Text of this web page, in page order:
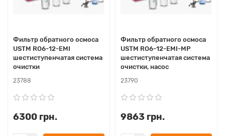
Фильтр обратного осмоса
USTM RO6-12-EMI
шестиступенчатая система
очистки
23788
6300 грн.
Фильтр обратного осмоса
USTM RO6-12-EMI-MP
шестиступенчатая система
очистки, насос
23790
9863 грн.